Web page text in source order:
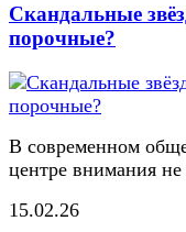
Скандальные
порочные?
В современном
центре внимания не
15.02.26